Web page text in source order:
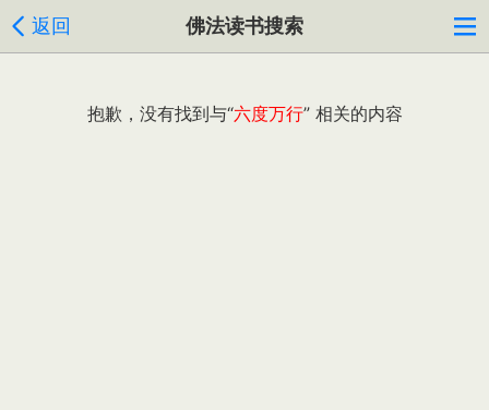
返回 佛法读书搜索
抱歉，没有找到与“六度万行” 相关的内容